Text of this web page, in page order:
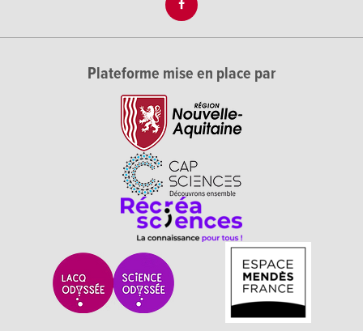
Plateforme mise en place par